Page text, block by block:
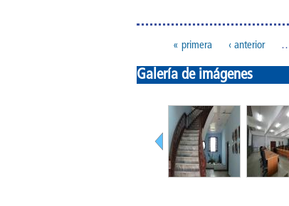
Páginas« primera ‹ anterior
Galería de imágenes